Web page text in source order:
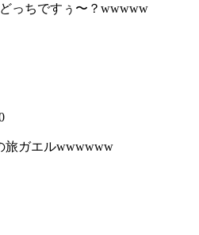
っちですぅ〜？wwwww
旅ガエルwwwwww